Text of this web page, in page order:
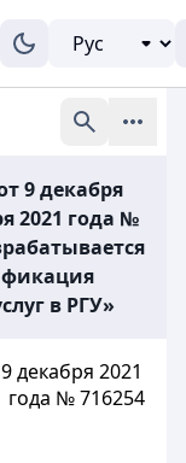
9 декабря
2021 года №
в РГУ»
декабря 2021
года № 716254